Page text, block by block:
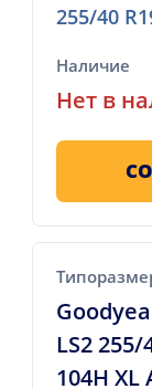
255/40
Наличие
Нет в
LS2 255/
104H XL